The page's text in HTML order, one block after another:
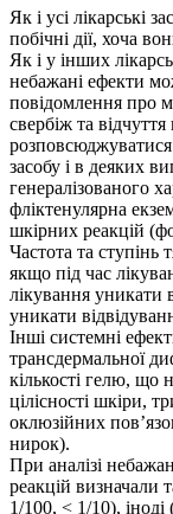
Як і усі
побічні дії, хоча
Як і у інших
небажані ефекти
повідомлення про
свербіж та
розповсюджуватися
засобу і в деяких
генералізованого
фліктенулярна
шкірних реакцій
Частота та ступінь
якщо під час
лікування уникати
уникати
Інші системні
трансдермальної
кількості гелю, що
цілісності шкіри,
оклюзійних
нирок).
При аналізі
реакцій визначали
1/100, < 1/10),